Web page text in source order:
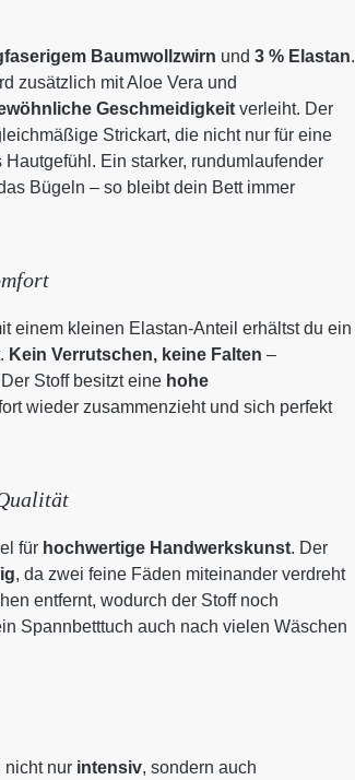
Baumwollzwirn und 3 % Elastan.
zusätzlich mit Aloe Vera und
Geschmeidigkeit verleiht. Der
Strickart, die nicht nur für eine
Ein starker, rundumlaufender
Bügeln – so bleibt dein Bett immer
einem kleinen Elastan-Anteil erhältst du ein
Kein Verrutschen, keine Falten –
Stoff besitzt eine hohe
wieder zusammenzieht und sich perfekt
für hochwertige Handwerkskunst. Der
, da zwei feine Fäden miteinander verdreht
entfernt, wodurch der Stoff noch
Spannbetttuch auch nach vielen Wäschen
nicht nur intensiv, sondern auch